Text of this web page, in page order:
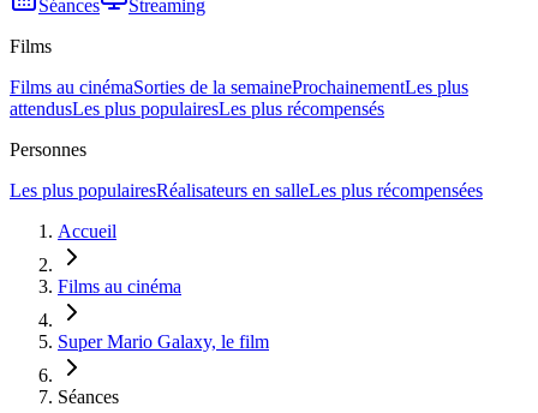
Séances
Streaming
Films
Films au cinémaSorties de la semaineProchainementLes plus
attendusLes plus populairesLes plus récompensés
Personnes
Les plus populairesRéalisateurs en salleLes plus récompensées
Accueil
Films au cinéma
Super Mario Galaxy, le film
Séances